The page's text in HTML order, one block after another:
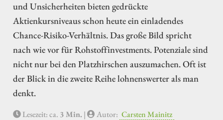
und Unsicherheiten bieten gedrückte
Aktienkursniveaus schon heute ein einladendes
Chance-Risiko-Verhältnis. Das große Bild spricht
nach wie vor für Rohstoffinvestments. Potenziale sind
nicht nur bei den Platzhirschen auszumachen. Oft ist
der Blick in die zweite Reihe lohnenswerter als man
denkt.
Lesezeit: ca. 3 Min. | Autor: Carsten Mainitz